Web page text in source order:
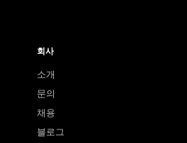
회사
소개
문의
채용
블로그